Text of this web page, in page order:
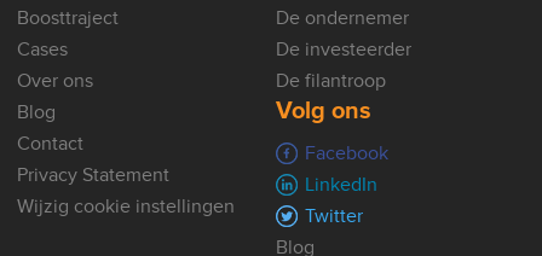
Boosttraject
Cases
Over ons
Blog
Contact
Privacy Statement
Wijzig cookie instellingen
De ondernemer
De investeerder
De filantroop
Volg ons
Facebook
LinkedIn
Twitter
Blog